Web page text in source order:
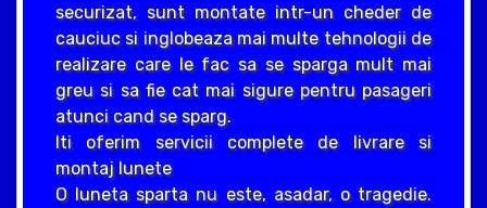
securizat, sunt montate intr-un cheder de
cauciuc si inglobeaza mai multe tehnologii de
realizare care le fac sa se sparga mult mai
greu si sa fie cat mai sigure pentru pasageri
atunci cand se sparg.
Iti oferim servicii complete de livrare si
montaj lunete
O luneta sparta nu este, asadar, o tragedie.